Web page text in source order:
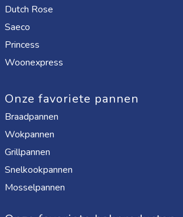
Dutch Rose
Saeco
Princess
Woonexpress
Onze favoriete pannen
Braadpannen
Wokpannen
Grillpannen
Snelkookpannen
Mosselpannen